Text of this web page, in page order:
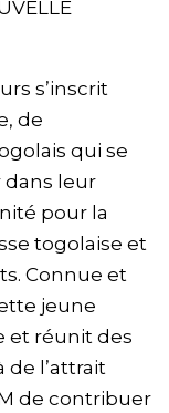
s’inscrit
de
qui se
leur
pour la
togolaise et
Connue et
jeune
et réunit des
de l’attrait
de contribuer